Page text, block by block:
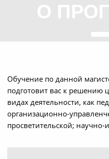
О
Обучение по данной
подготовит вас к решению
видах деятельности, как
организационно-
просветительской; научно-